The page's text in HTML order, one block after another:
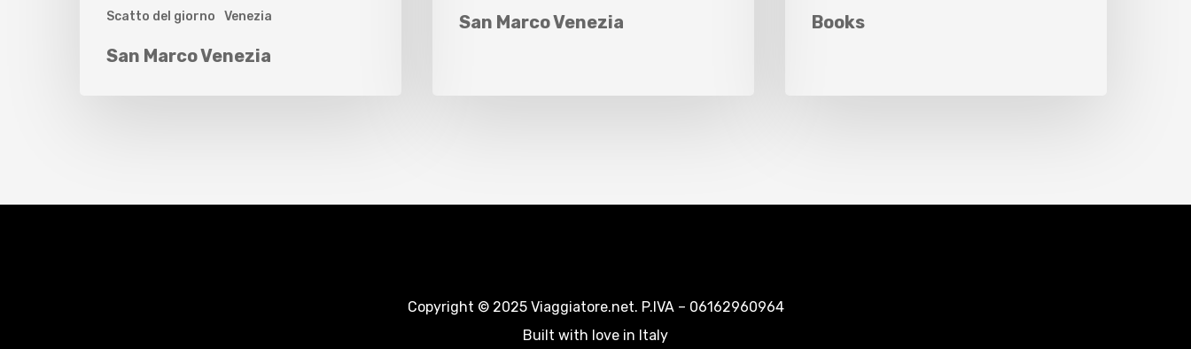
Scatto del giorno Venezia
San Marco Venezia
San Marco Venezia Books
Copyright © 2025 Viaggiatore.net. P.IVA – 06162960964
Built with love in Italy